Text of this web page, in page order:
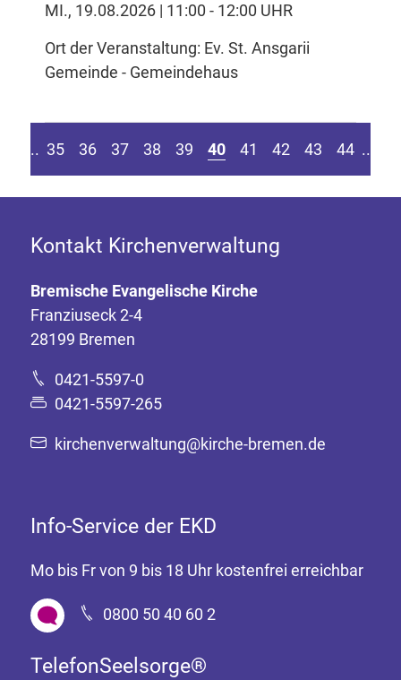
MI., 19.08.2026 | 11:00 - 12:00 UHR
Ort der Veranstaltung: Ev. St. Ansgarii
Gemeinde - Gemeindehaus
springen
vorherigen Seite
.... 35 36 37 38 39 40 41 42 43 44 ....
Kontakt Kirchenverwaltung
Bremische Evangelische Kirche
Franziuseck 2-4
28199 Bremen
0421-5597-0
0421-5597-265
kirchenverwaltung@kirche-bremen.de
Info-Service der EKD
Mo bis Fr von 9 bis 18 Uhr kostenfrei erreichbar
0800 50 40 60 2
TelefonSeelsorge®